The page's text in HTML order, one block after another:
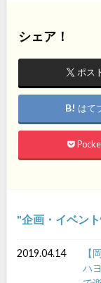
シェア！
ポス
はて
企画・イベン
2019.04.14
【
ハ